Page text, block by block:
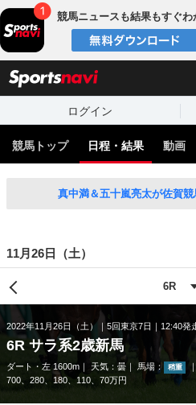
競馬ニュースも結果もすぐわ
ログイン
競馬トップ 日程・結果 動画
真中満＆五十嵐亮太が佐賀競
11月26日（土）
2022年11月26日（土） 5回東京7日 12:40発
6R サラ系2歳新馬
ダート・左 1600m 天気： 曇 馬場： 稍重
700、280、180、110、70万円